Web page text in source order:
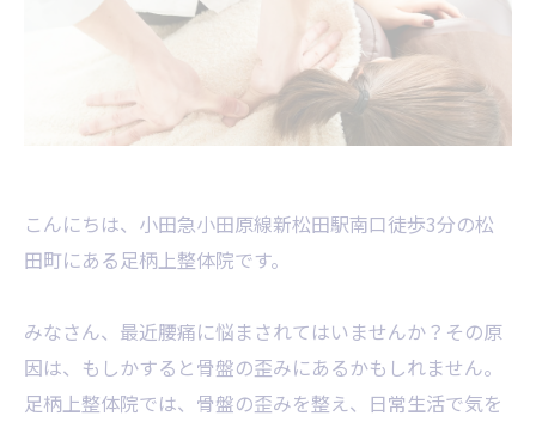
こんにちは、小田急小田原線新松田駅南口徒歩3分の松
田町にある足柄上整体院です。
みなさん、最近腰痛に悩まされてはいませんか？その原
因は、もしかすると骨盤の歪みにあるかもしれません。
足柄上整体院では、骨盤の歪みを整え、日常生活で気を